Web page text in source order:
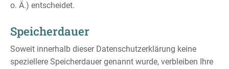
o. Ä.) entscheidet.
Speicherdauer
Soweit innerhalb dieser Datenschutzerklärung keine
speziellere Speicherdauer genannt wurde, verbleiben Ihre